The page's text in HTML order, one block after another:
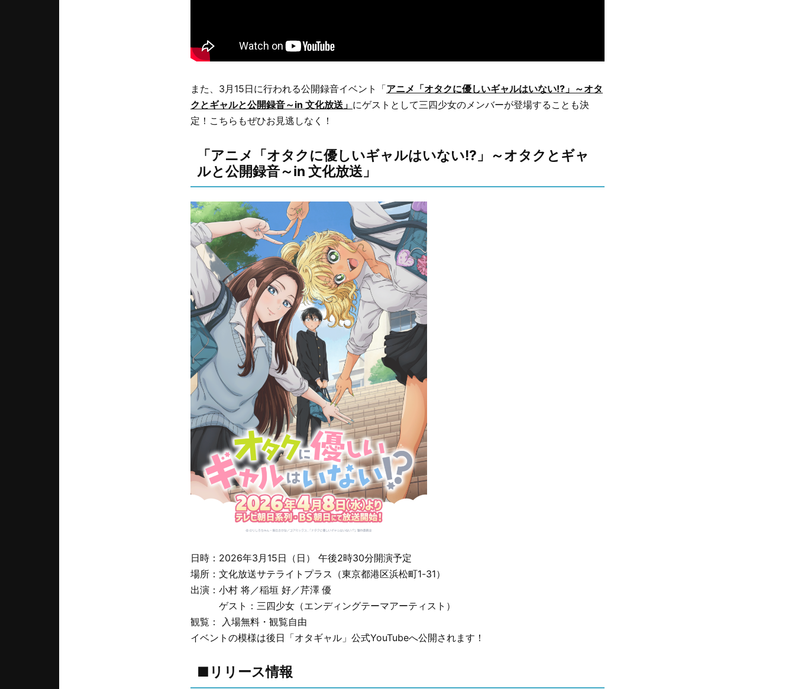
また、3月15日に行われる公開録音イベント「アニメ「オタクに優しいギャルはいない!?」～オタ
クとギャルと公開録音～in 文化放送」 にゲストとして三四少女のメンバーが登場することも決
定！こちらもぜひお見逃しなく！
「アニメ「オタクに優しいギャルはいない!?」～オタクとギャ
ルと公開録音～in 文化放送」
日時：2026年3月15日（日） 午後2時30分開演予定
場所：文化放送サテライトプラス（東京都港区浜松町1-31）
出演：小村 将／稲垣 好／芹澤 優
ゲスト：三四少女（エンディングテーマアーティスト）
観覧： 入場無料・観覧自由
イベントの模様は後日「オタギャル」公式YouTubeへ公開されます！
■リリース情報